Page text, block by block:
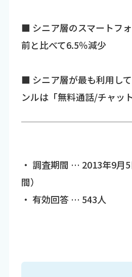
■ シニア層のスマートフ
前と比べて6.5％減少
■ シニア層が最も利用し
ンルは「無料通話/チャット
・ 調査期間 … 2013年9月
間）
・ 有効回答 … 543人